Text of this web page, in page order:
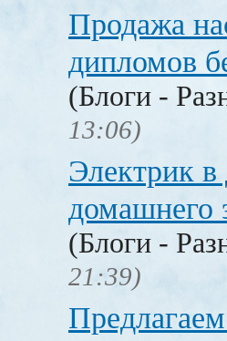
Продажа
дипломов
(Блоги -
13:06)
Электрик в
домашнего
(Блоги -
21:39)